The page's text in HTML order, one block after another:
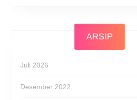
ARSIP
Juli 2026
Desember 2022